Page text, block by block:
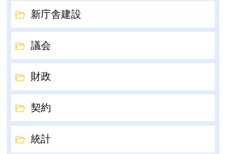
新庁舎建設
議会
財政
契約
統計